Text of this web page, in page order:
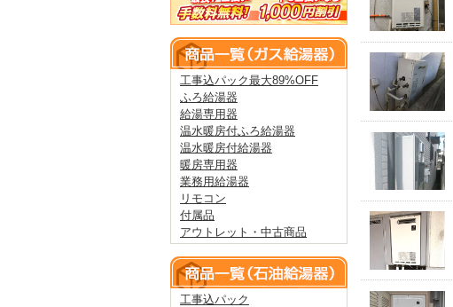
工事込パック最大89%OFF
ふろ給湯器
給湯専用器
温水暖房付ふろ給湯器
温水暖房付給湯器
暖房専用器
業務用給湯器
リモコン
付属品
アウトレット・中古商品
工事込パック